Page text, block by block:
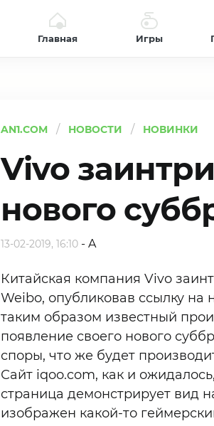
Главная Игры
AN1.COM НОВОСТИ НОВИНКИ
Vivo
нового
13-02-2019, 16:10 -A
Китайская компания Vivo
Weibo, опубликовав ссылку на
таким образом известный
появление своего нового
споры, что же будет
Сайт iqoo.com, как и
страница демонстрирует вид
изображен какой-то